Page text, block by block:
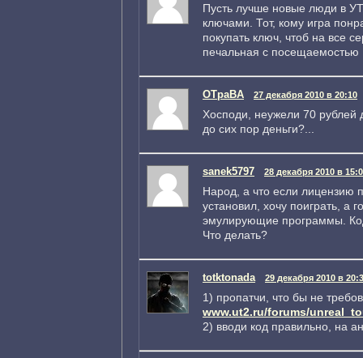
Пусть лучше новые люди в
ключами. Тот, кому игра
покупать ключ, чтоб на все
печальная с посещаемостью
OTpaBA 27 декабря 2010 в 20:10
Хосподи, неужели 70
до сих пор деньги?...
sanek5797 28 декабря 2010 в
Народ, а что если лицензию
установил, хочу поиграть, а
эмулирующие программы.
Что делать?
totktonada 29 декабря 2010 в
1) пропатчи, что бы не
www.ut2.ru/forums/
2) вводи код правильно, на